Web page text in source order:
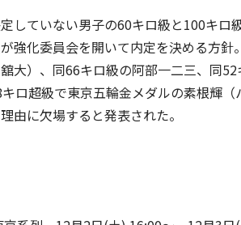
していない男子の60キロ級と100キ
強化委員会を開いて内定を決める方
大）、同66キロ級の阿部一二三、同
ロ超級で東京五輪金メダルの素根輝
由に欠場すると発表された。